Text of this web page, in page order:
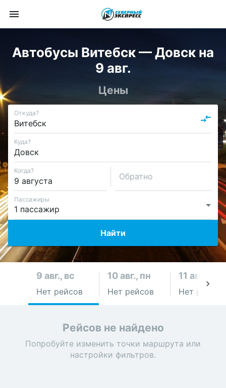
Автобусы Витебск — Довск на
9 авг.
Цены
Откуда?
Куда?
Когда?
Обратно
Пассажиры
Найти
9 авг., вс
Нет рейсов
10 авг., пн
Нет рейсов
11 авг., вт
Нет рейсов
Рейсов не найдено
Попробуйте изменить точки маршрута или
настройки фильтров.